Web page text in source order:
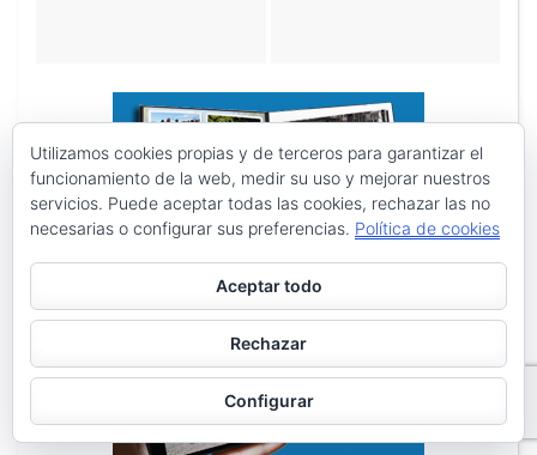
Utilizamos cookies propias y de terceros para garantizar el
funcionamiento de la web, medir su uso y mejorar nuestros
servicios. Puede aceptar todas las cookies, rechazar las no
necesarias o configurar sus preferencias. Política de cookies
Aceptar todo
Rechazar
Configurar